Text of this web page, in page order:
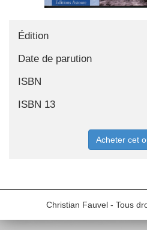
Édition
Date de parution
ISBN
ISBN 13
Acheter cet
Christian Fauvel - Tous